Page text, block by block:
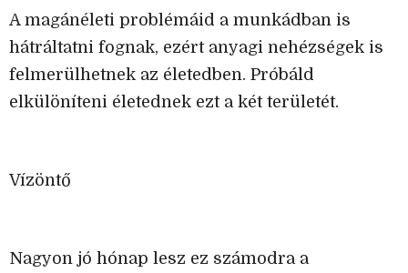
A magánéleti problémáid a munkádban is
hátráltatni fognak, ezért anyagi nehézségek is
felmerülhetnek az életedben. Próbáld
elkülöníteni életednek ezt a két területét.
Vízöntő
Nagyon jó hónap lesz ez számodra a